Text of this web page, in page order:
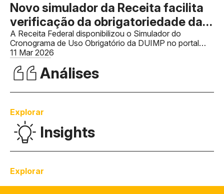
Novo simulador da Receita facilita
verificação da obrigatoriedade da
DUIMP
A Receita Federal disponibilizou o Simulador do
Cronograma de Uso Obrigatório da DUIMP no portal
Siscomex.
11 Mar 2026
Análises
Explorar
Insights
Explorar